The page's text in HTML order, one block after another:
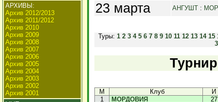
АРХИВЫ:
Архив 2012/2013
Архив 2011/2012
Архив 2010
Архив 2009
Архив 2008
Архив 2007
Архив 2006
Архив 2005
Архив 2004
Архив 2003
Архив 2002
Архив 2001
23 марта АНГУШТ :
Туры: 1 2 3 4 5 6 7 8 9 10 11 12 13 14 15
М Клуб
И
1
МОРДОВИЯ
27